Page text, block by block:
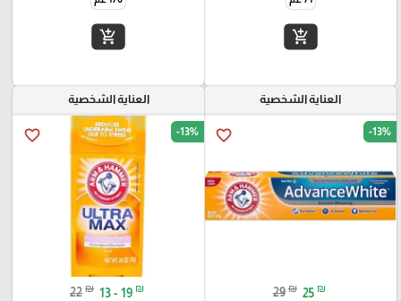
add_shopping_cart
add_shopping_cart
العناية الشخصية
favorite_border -13%
29 ₪ 25 ₪
العناية الشخصية
favorite_border -13%
22 ₪ 13 - 19 ₪